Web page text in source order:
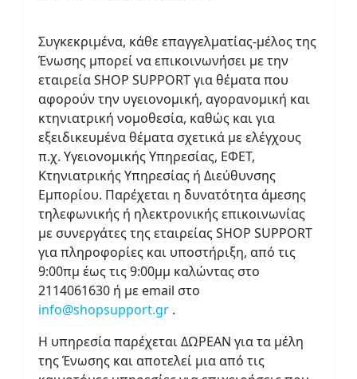
Συγκεκριμένα, κάθε επαγγελματίας-μέλος της
Ένωσης μπορεί να επικοινωνήσει με την
εταιρεία SHOP SUPPORT για θέματα που
αφορούν την υγειονομική, αγορανομική και
κτηνιατρική νομοθεσία, καθώς και για
εξειδικευμένα θέματα σχετικά με ελέγχους
π.χ. Υγειονομικής Υπηρεσίας, ΕΦΕΤ,
Κτηνιατρικής Υπηρεσίας ή Διεύθυνσης
Εμπορίου. Παρέχεται η δυνατότητα άμεσης
τηλεφωνικής ή ηλεκτρονικής επικοινωνίας
με συνεργάτες της εταιρείας SHOP SUPPORT
για πληροφορίες και υποστήριξη, από τις
9:00πμ έως τις 9:00μμ καλώντας στο
2114061630 ή με email στο
info@shopsupport.gr .
Η υπηρεσία παρέχεται ΔΩΡΕΑΝ για τα μέλη
της Ένωσης και αποτελεί μια από τις